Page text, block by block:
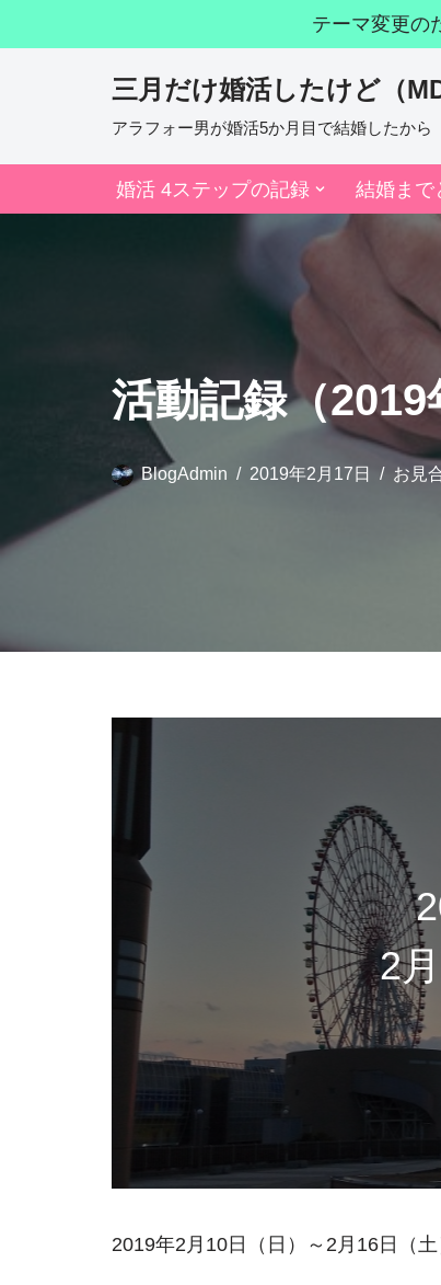
ン
テーマ変更の
三月だけ婚活したけど（
アラフォー男が婚活5か月目で結婚したから
婚活 4ステップの記録 結婚まで
活動記録（
BlogAdmin 2019年2月17日 お見
2
2019年2月10日（日）～2月16日（